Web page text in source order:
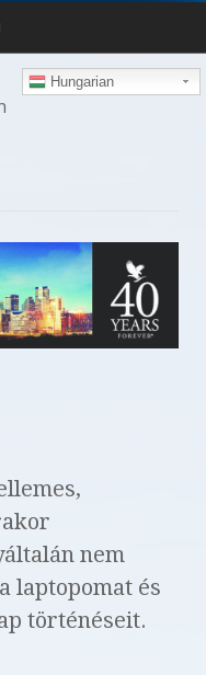
Hungarian
nem
laptopomat és
történéseit.